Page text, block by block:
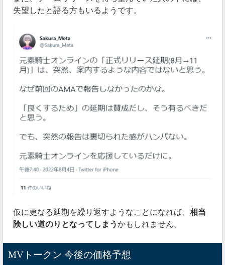
失望したと語る方もいるようです。
仮に更なる延期を繰り返すようなことになれば、 相当
険しい道のりとなってしまうかもしれません。
MVトークン 今後の価格予想